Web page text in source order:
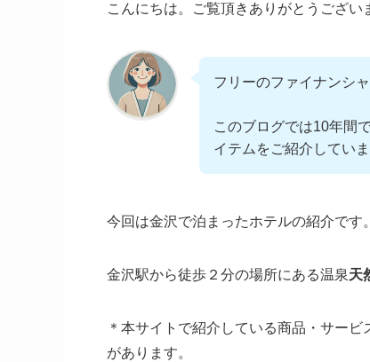
こんにちは。ご覧頂きありがとうござい
フリーのファイナンシ
このブログでは10年間
イテムをご紹介していま
今回は金沢で泊まったホテルの紹介です。
金沢駅から徒歩２分の場所にある温泉天
＊本サイトで紹介している商品・サー
があります。